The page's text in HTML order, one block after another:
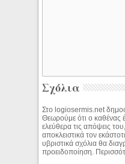
Σχόλια
Στο logiosermis.net
Θεωρούμε ότι ο καθένας
ελεύθερα τις απόψεις
αποκλειστικά τον
υβριστικά σχόλια θα
προειδοποίηση.